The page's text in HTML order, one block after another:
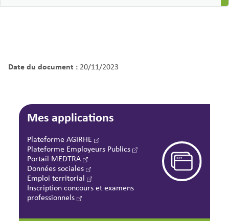
Date du document : 20/11/2023
Mes applications
Plateforme AGIRHE
Plateforme Employeurs Publics
Portail MEDTRA
Données sociales
Emploi territorial
Inscription concours et examens
professionnels